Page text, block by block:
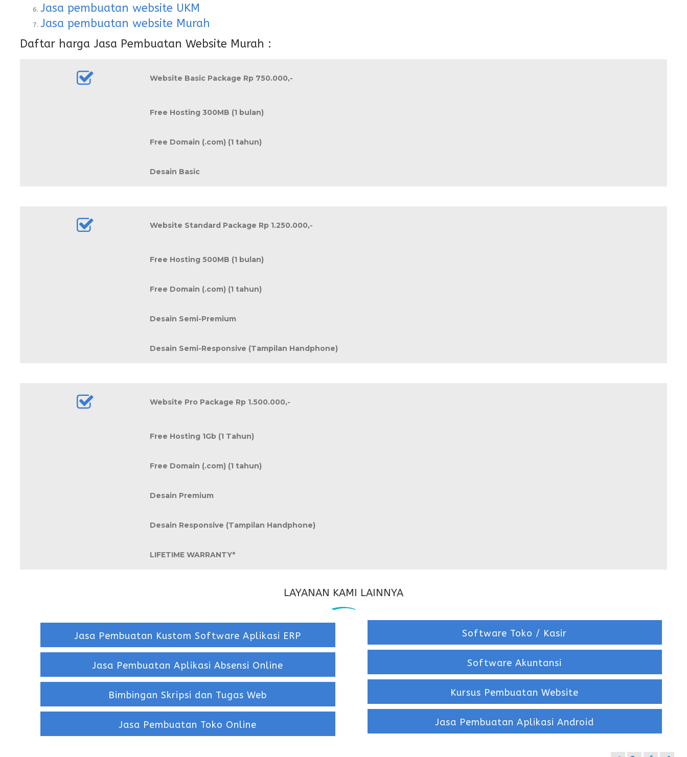
Jasa pembuatan website UKM
Jasa pembuatan website Murah
Daftar harga Jasa Pembuatan Website Murah :
Website Basic Package Rp 750.000,-
Free Hosting 300MB (1 bulan)
Free Domain (.com) (1 tahun)
Desain Basic
Website Standard Package Rp 1.250.000,-
Free Hosting 500MB (1 bulan)
Free Domain (.com) (1 tahun)
Desain Semi-Premium
Desain Semi-Responsive (Tampilan Handphone)
Website Pro Package Rp 1.500.000,-
Free Hosting 1Gb (1 Tahun)
Free Domain (.com) (1 tahun)
Desain Premium
Desain Responsive (Tampilan Handphone)
LIFETIME WARRANTY*
LAYANAN KAMI LAINNYA
Jasa Pembuatan Kustom Software Aplikasi ERP
Jasa Pembuatan Aplikasi Absensi Online
Bimbingan Skripsi dan Tugas Web
Jasa Pembuatan Toko Online
Software Toko / Kasir
Software Akuntansi
Kursus Pembuatan Website
Jasa Pembuatan Aplikasi Android